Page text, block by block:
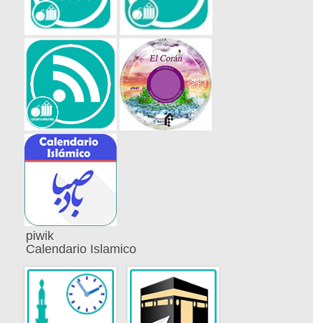
piwik
Calendario Islamico